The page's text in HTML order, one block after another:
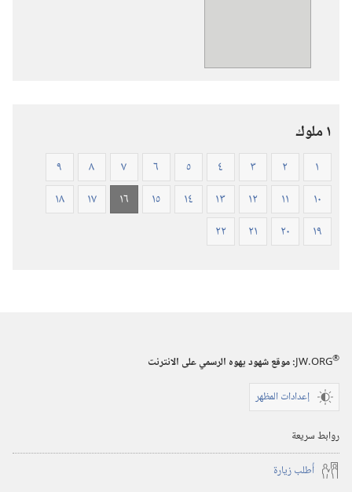
(ورقي
الغلاف)
١ ملوك
١ ٢ ٣ ٤ ٥ ٦ ٧ ٨
٩
١٠
١١ ١٢ ١٣ ١٤ ١٥ ١٦ ١٧
١٨
١٩
٢٠ ٢١ ٢٢
JW.ORG®
:‏ موقع شهود يهوه الرسمي على الانترنت
إعدادات المظهر
روابط سريعة
أُطلب زيارة